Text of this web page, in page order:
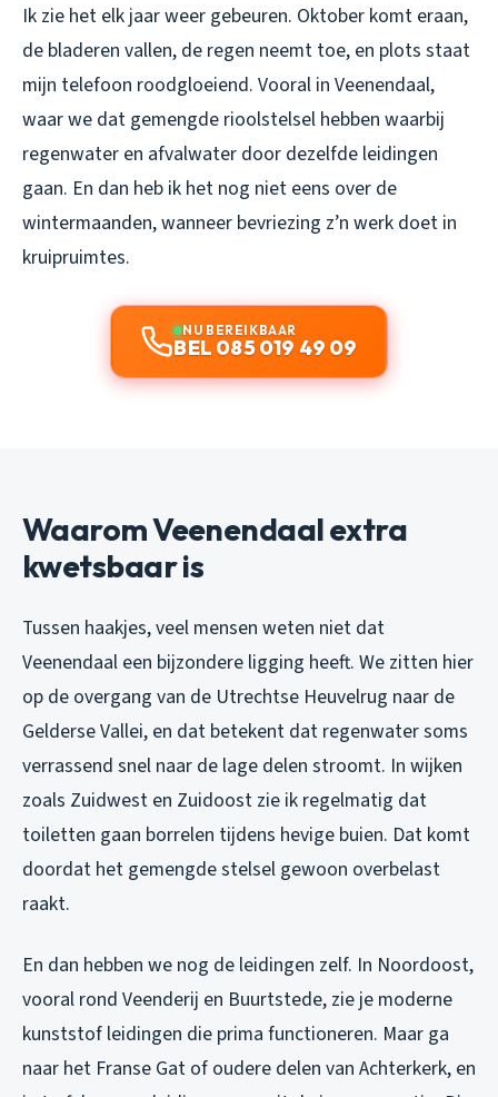
Ik zie het elk jaar weer gebeuren. Oktober komt eraan,
de bladeren vallen, de regen neemt toe, en plots staat
mijn telefoon roodgloeiend. Vooral in Veenendaal,
waar we dat gemengde rioolstelsel hebben waarbij
regenwater en afvalwater door dezelfde leidingen
gaan. En dan heb ik het nog niet eens over de
wintermaanden, wanneer bevriezing z’n werk doet in
kruipruimtes.
NU BEREIKBAAR
BEL 085 019 49 09
Waarom Veenendaal extra
kwetsbaar is
Tussen haakjes, veel mensen weten niet dat
Veenendaal een bijzondere ligging heeft. We zitten hier
op de overgang van de Utrechtse Heuvelrug naar de
Gelderse Vallei, en dat betekent dat regenwater soms
verrassend snel naar de lage delen stroomt. In wijken
zoals Zuidwest en Zuidoost zie ik regelmatig dat
toiletten gaan borrelen tijdens hevige buien. Dat komt
doordat het gemengde stelsel gewoon overbelast
raakt.
En dan hebben we nog de leidingen zelf. In Noordoost,
vooral rond Veenderij en Buurtstede, zie je moderne
kunststof leidingen die prima functioneren. Maar ga
naar het Franse Gat of oudere delen van Achterkerk, en